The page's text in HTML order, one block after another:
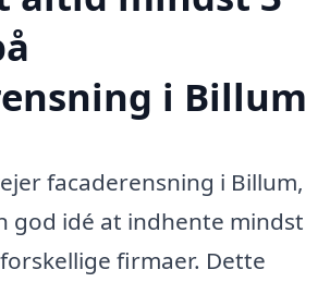
i Billum
facaderensning i Billum,
god idé at indhente mindst
firmaer. Dette